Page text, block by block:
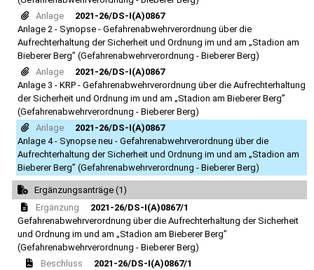
Anlage
2021-26/DS-I(A)0867
Anlage 2 - Synopse - Gefahrenabwehrverordnung über die
Aufrechterhaltung der Sicherheit und Ordnung im und am „Stadion am
Bieberer Berg” (Gefahrenabwehrverordnung - Bieberer Berg)
Anlage
2021-26/DS-I(A)0867
Anlage 3 - KRP - Gefahrenabwehrverordnung über die Aufrechterhaltung
der Sicherheit und Ordnung im und am „Stadion am Bieberer Berg”
(Gefahrenabwehrverordnung - Bieberer Berg)
Anlage
2021-26/DS-I(A)0867
Anlage 4 - Synopse neu - Gefahrenabwehrverordnung über die
Aufrechterhaltung der Sicherheit und Ordnung im und am „Stadion am
Bieberer Berg” (Gefahrenabwehrverordnung - Bieberer Berg)
Ergänzungsanträge (1)
Ergänzung
2021-26/DS-I(A)0867/1
Gefahrenabwehrverordnung über die Aufrechterhaltung der Sicherheit
und Ordnung im und am „Stadion am Bieberer Berg”
(Gefahrenabwehrverordnung - Bieberer Berg)
Beschluss
2021-26/DS-I(A)0867/1